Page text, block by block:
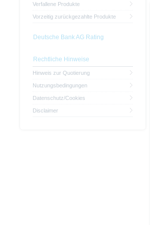
Verfallene Produkte
Vorzeitig zurückgezahlte Produkte
Deutsche Bank AG Rating
Rechtliche Hinweise
Hinweis zur Quotierung
Nutzungsbedingungen
Datenschutz/Cookies
Disclaimer